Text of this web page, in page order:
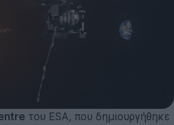
του ESA, που δημιουργήθηκε